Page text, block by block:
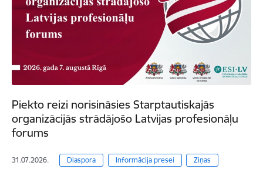
Piekto reizi norisināsies Starptautiskajās
organizācijās strādājošo Latvijas profesionāļu
forums
31.07.2026. Diaspora Informācija presei Ziņas